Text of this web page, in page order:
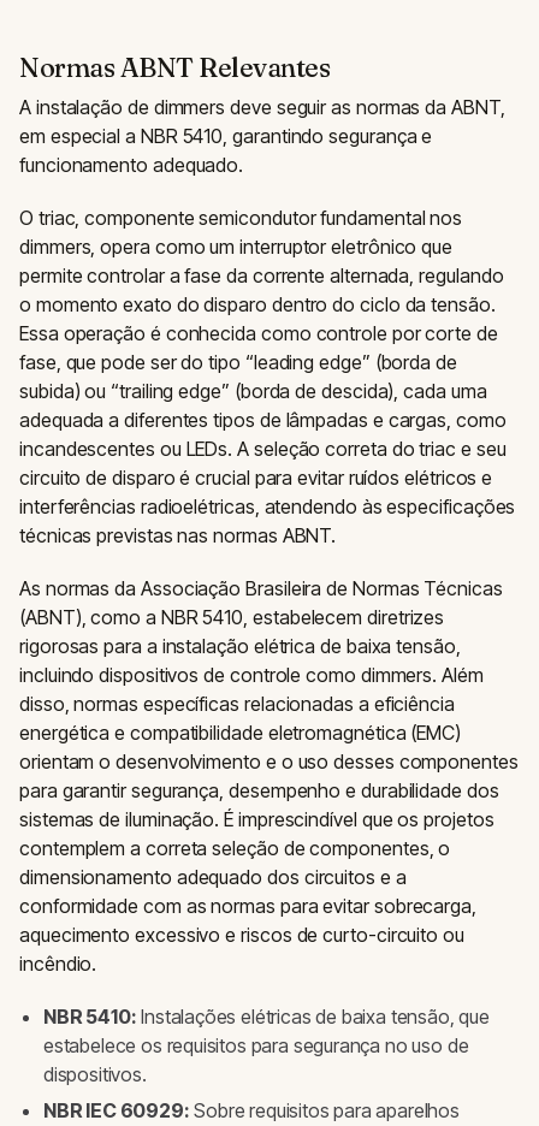
Normas ABNT Relevantes
A instalação de dimmers deve seguir as normas da ABNT,
em especial a NBR 5410, garantindo segurança e
funcionamento adequado.
O triac, componente semicondutor fundamental nos
dimmers, opera como um interruptor eletrônico que
permite controlar a fase da corrente alternada, regulando
o momento exato do disparo dentro do ciclo da tensão.
Essa operação é conhecida como controle por corte de
fase, que pode ser do tipo “leading edge” (borda de
subida) ou “trailing edge” (borda de descida), cada uma
adequada a diferentes tipos de lâmpadas e cargas, como
incandescentes ou LEDs. A seleção correta do triac e seu
circuito de disparo é crucial para evitar ruídos elétricos e
interferências radioelétricas, atendendo às especificações
técnicas previstas nas normas ABNT.
As normas da Associação Brasileira de Normas Técnicas
(ABNT), como a NBR 5410, estabelecem diretrizes
rigorosas para a instalação elétrica de baixa tensão,
incluindo dispositivos de controle como dimmers. Além
disso, normas específicas relacionadas a eficiência
energética e compatibilidade eletromagnética (EMC)
orientam o desenvolvimento e o uso desses componentes
para garantir segurança, desempenho e durabilidade dos
sistemas de iluminação. É imprescindível que os projetos
contemplem a correta seleção de componentes, o
dimensionamento adequado dos circuitos e a
conformidade com as normas para evitar sobrecarga,
aquecimento excessivo e riscos de curto-circuito ou
incêndio.
NBR 5410: Instalações elétricas de baixa tensão, que
estabelece os requisitos para segurança no uso de
dispositivos.
NBR IEC 60929: Sobre requisitos para aparelhos